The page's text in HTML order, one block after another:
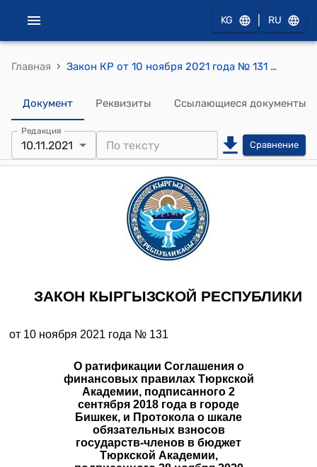
KG RU
Главная › Закон КР от 10 ноября 2021 года № 131 "О ратификации Соглашения о финансовых правилах Тюркской Академии, подписанного 2 сентября 2018 года в городе Бишкек, и Протокола о шкале обязательных взносов государств-членов в бюджет Тюркской Академии, подписанного 28 ноября 2020 года в городе Стамбул"
Документ Реквизиты Ссылающиеся документы
Редакция
10.11.2021 Сравнение